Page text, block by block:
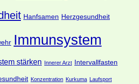
Hanfsamen Herzgesundheit
Immunsystem
stärken Innerer Arzt Intervallfasten
Konzentration Kurkuma Laufsport